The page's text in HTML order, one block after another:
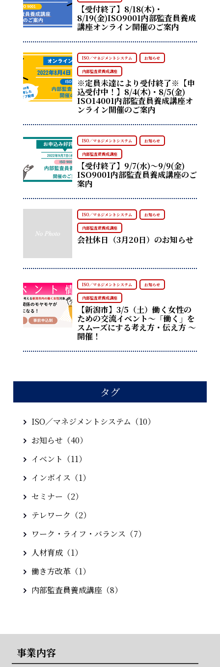
【受付終了】8/18(木)・
8/19(金)ISO9001内部監査員養成
講座オンライン開催のご案内
ISO／マネジメントシステム お知らせ
内部監査員養成講座
※定員未達により受付終了※【申
込受付中！】8/4(木)・8/5(金)
ISO14001内部監査員養成講座オ
ンライン開催のご案内
ISO／マネジメントシステム お知らせ
内部監査員養成講座
【受付終了】9/7(水)～9/9(金)
ISO9001内部監査員養成講座のご
案内
ISO／マネジメントシステム お知らせ
内部監査員養成講座
会社休日（3月20日）のお知らせ
ISO／マネジメントシステム お知らせ
内部監査員養成講座
【新潟市】3/5（土）働く女性の
ための交流イベント～「働く」を
スムーズにする考え方・伝え方 ～
開催！
タグ
ISO／マネジメントシステム（10）
お知らせ（40）
イベント（11）
インボイス（1）
セミナー（2）
テレワーク（2）
ワーク・ライフ・バランス（7）
人材育成（1）
働き方改革（1）
内部監査員養成講座（8）
事業内容